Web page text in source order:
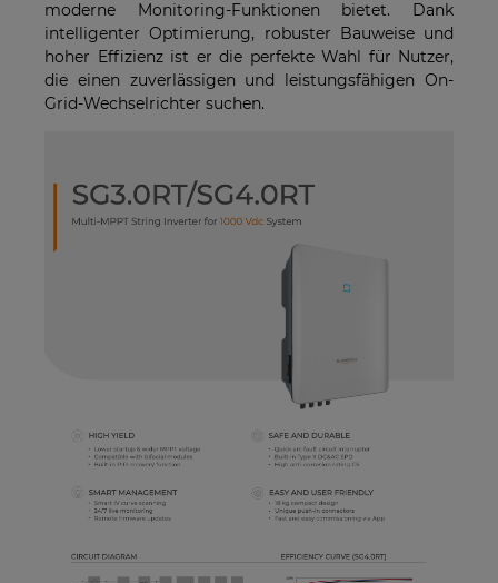
moderne Monitoring-Funktionen bietet. Dank
intelligenter Optimierung, robuster Bauweise und
hoher Effizienz ist er die perfekte Wahl für Nutzer,
die einen zuverlässigen und leistungsfähigen On-
Grid-Wechselrichter suchen.